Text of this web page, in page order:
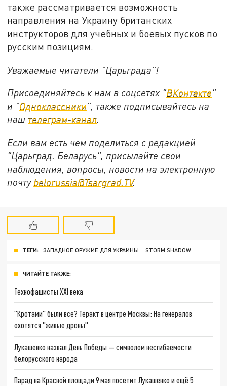
также рассматривается возможность
направления на Украину британских
инструкторов для учебных и боевых пусков по
русским позициям.
Уважаемые читатели "Царьграда"!
Присоединяйтесь к нам в соцсетях "ВКонтакте"
и "Одноклассники", также подписывайтесь на
наш телеграм-канал.
Если вам есть чем поделиться с редакцией
"Царьград. Беларусь", присылайте свои
наблюдения, вопросы, новости на электронную
почту belorussia@Tsargrad.TV.
ТЕГИ: ЗАПАДНОЕ ОРУЖИЕ ДЛЯ УКРАИНЫ STORM SHADOW
ЧИТАЙТЕ ТАКЖЕ:
Технофашисты XXI века
"Кротами" были все? Теракт в центре Москвы: На генералов
охотятся "живые дроны"
Лукашенко назвал День Победы — символом несгибаемости
белорусского народа
Парад на Красной площади 9 мая посетит Лукашенко и ещё 5